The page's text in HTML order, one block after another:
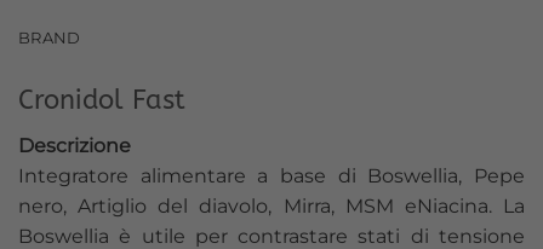
BRAND
Cronidol Fast
Descrizione
Integratore alimentare a base di Boswellia, Pepe
nero, Artiglio del diavolo, Mirra, MSM eNiacina. La
Boswellia è utile per contrastare stati di tensione